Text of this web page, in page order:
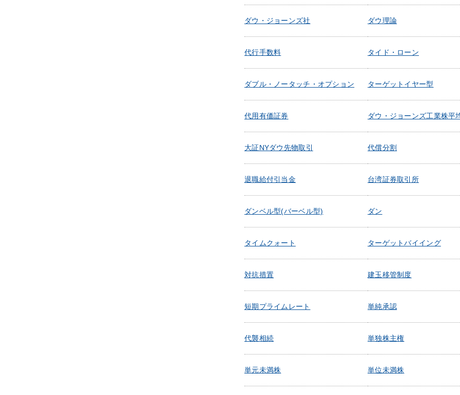
ダウ・ジョーンズ社 ダウ理論
代行手数料 タイド・ローン
ダブル・ノータッチ・オプション ターゲットイヤー型
代用有価証券 ダウ・ジョーンズ工業株平
大証NYダウ先物取引 代償分割
退職給付引当金 台湾証券取引所
ダンベル型(バーベル型) ダン
タイムクォート ターゲットバイイング
対抗措置 建玉移管制度
短期プライムレート 単純承認
代襲相続 単独株主権
単元未満株 単位未満株